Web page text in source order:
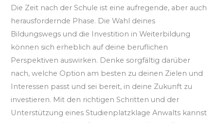
Die Zeit nach der Schule ist eine aufregende, aber auch
herausfordernde Phase. Die Wahl deines
Bildungswegs und die Investition in Weiterbildung
können sich erheblich auf deine beruflichen
Perspektiven auswirken. Denke sorgfältig darüber
nach, welche Option am besten zu deinen Zielen und
Interessen passt und sei bereit, in deine Zukunft zu
investieren. Mit den richtigen Schritten und der
Unterstützung eines Studienplatzklage Anwalts kannst